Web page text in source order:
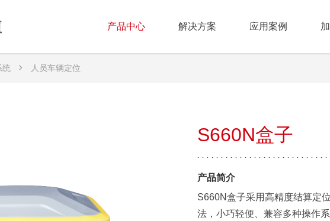
产品中心 解决方案 应用案例
统 人员车辆定位
S660N盒子
产品简介
S660N盒子采用高精度结算定
法，小巧轻便、兼容多种操作